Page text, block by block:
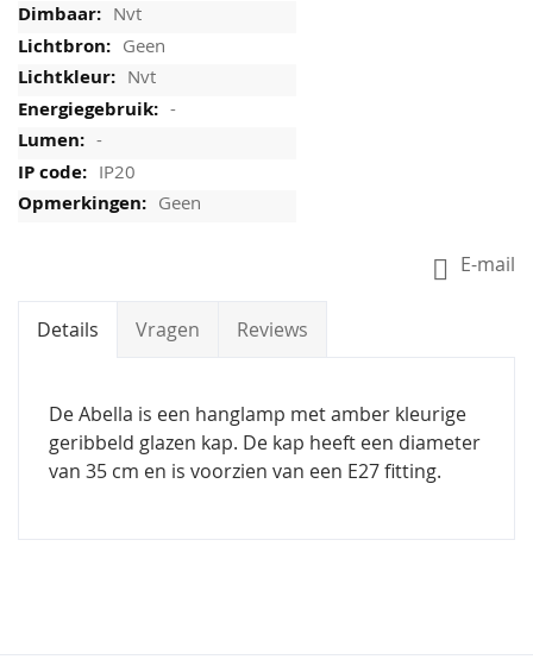
Nvt
Geen
Nvt
-
-
IP20
Geen
E-mail
Details Vragen Reviews
De Abella is een hanglamp met amber kleurige
geribbeld glazen kap. De kap heeft een diameter
van 35 cm en is voorzien van een E27 fitting.